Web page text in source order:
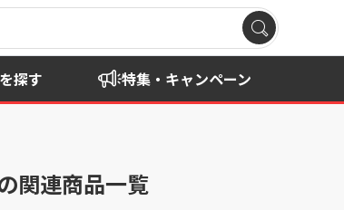
探す 特集・キャンペーン
関連商品一覧